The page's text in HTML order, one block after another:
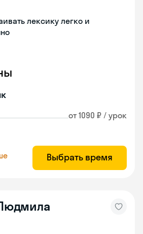
лексику легко и
от 1090 ₽ / урок
Выбрать время